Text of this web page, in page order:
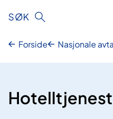
SØK
Forside Nasjonale